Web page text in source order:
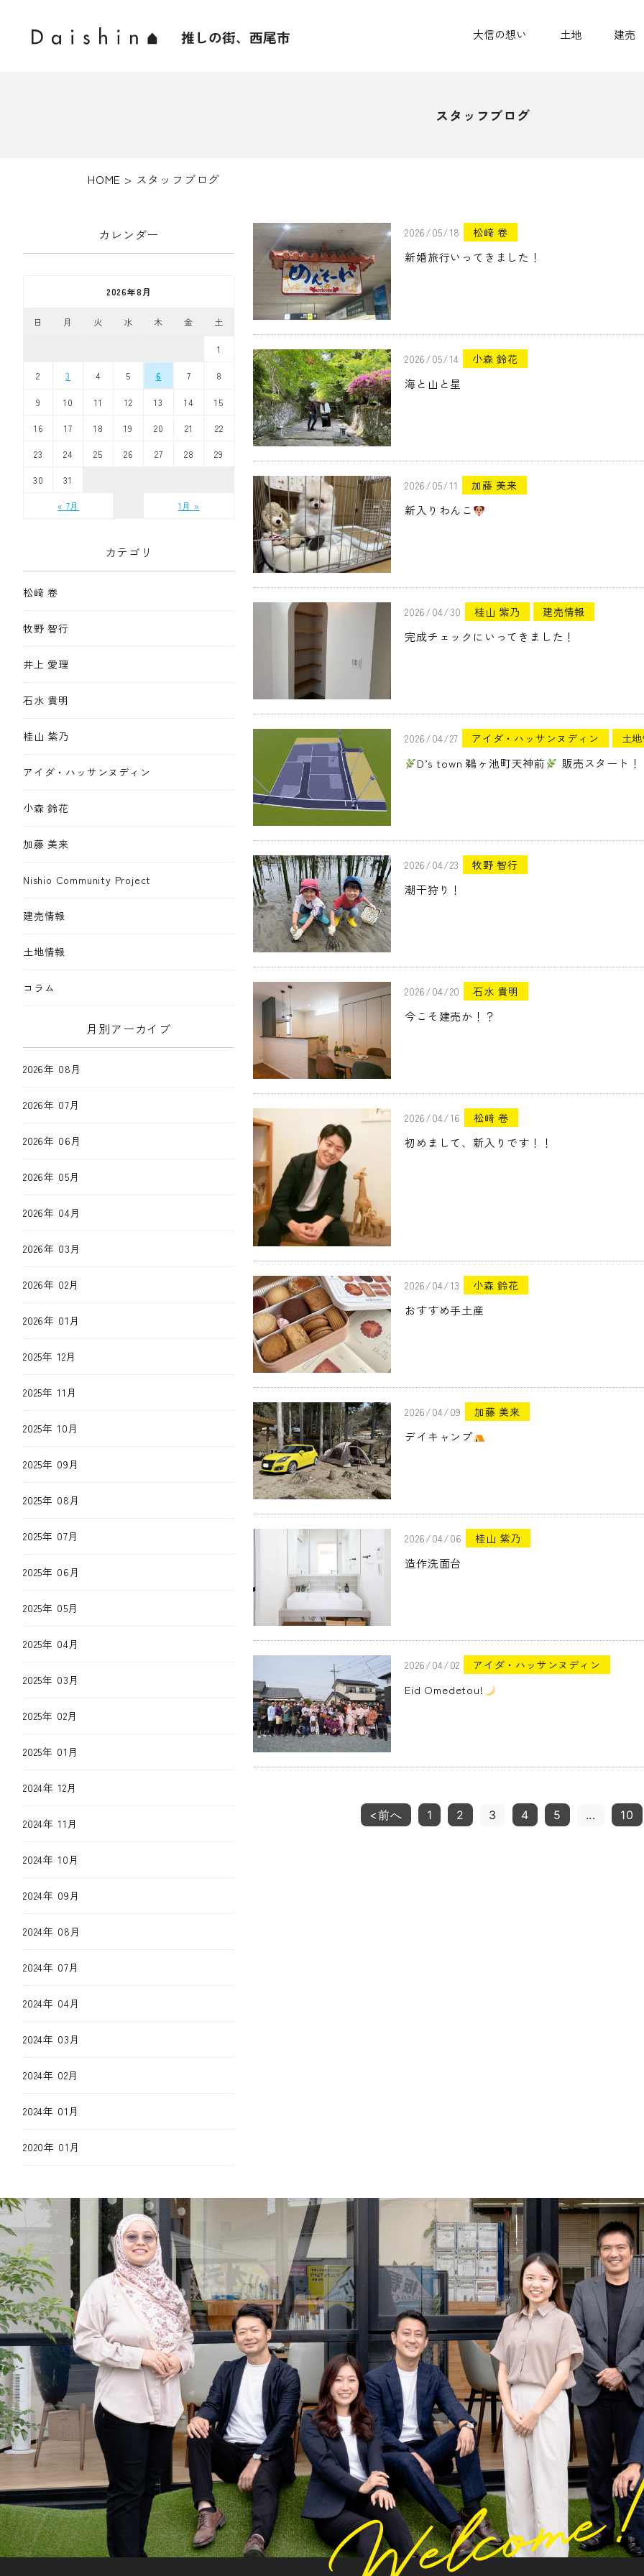
大信の想い 土地 建売
スタッフブログ
HOME > スタッフブログ
2026/05/18 松﨑 卷
新婚旅行いってきました！
2026/05/14 小森 鈴花
海と山と星
2026/05/11 加藤 美来
新入りわんこ
2026/04/30 桂山 紫乃 建売情報
完成チェックにいってきました！
2026/04/27 アイダ・ハッサンヌディン 土
D’s town 鵜ヶ池町天神前 販売スタート！
2026/04/23 牧野 智行
潮干狩り！
2026/04/20 石水 貴明
今こそ建売か！？
2026/04/16 松﨑 卷
初めまして、新入りです！！
2026/04/13 小森 鈴花
おすすめ手土産
2026/04/09 加藤 美来
デイキャンプ
2026/04/06 桂山 紫乃
造作洗面台
2026/04/02 アイダ・ハッサンヌディン
Eid Omedetou!
<前へ 1 2 3 4 5 ... 10
カレンダー
2026年8月
日 月 火 水 木 金 土
« 7月 1月 »
1
2 3 4 5 6 7 8
9 10 11 12 13 14 15
16 17 18 19 20 21 22
23 24 25 26 27 28 29
30 31
カテゴリ
松﨑 卷
牧野 智行
井上 愛理
石水 貴明
桂山 紫乃
アイダ・ハッサンヌディン
小森 鈴花
加藤 美来
Nishio Community Project
建売情報
土地情報
コラム
月別アーカイブ
2026年 08月
2026年 07月
2026年 06月
2026年 05月
2026年 04月
2026年 03月
2026年 02月
2026年 01月
2025年 12月
2025年 11月
2025年 10月
2025年 09月
2025年 08月
2025年 07月
2025年 06月
2025年 05月
2025年 04月
2025年 03月
2025年 02月
2025年 01月
2024年 12月
2024年 11月
2024年 10月
2024年 09月
2024年 08月
2024年 07月
2024年 04月
2024年 03月
2024年 02月
2024年 01月
2020年 01月